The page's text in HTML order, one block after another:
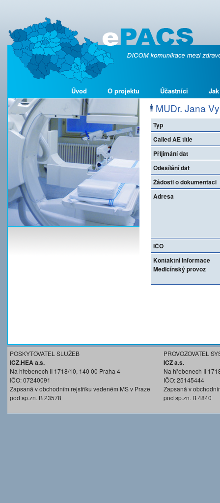
Úvod O projektu Účastníci
MUDr. Jana
Typ
Called AE title
Přijímání dat
Odesílání dat
Žádosti o dokumentaci
Adresa
IČO
Kontaktní informace
Medicínský provoz
POSKYTOVATEL SLUŽEB
ICZ.HEA a.s.
Na hřebenech II 1718/10, 140 00 Praha 4
IČO: 07240091
Zapsaná v obchodním rejstříku vedeném MS v Praze
pod sp.zn. B 23578
PROVOZOVATEL
ICZ a.s.
Na hřebenech II
IČO: 25145444
Zapsaná v
pod sp.zn. B 4840